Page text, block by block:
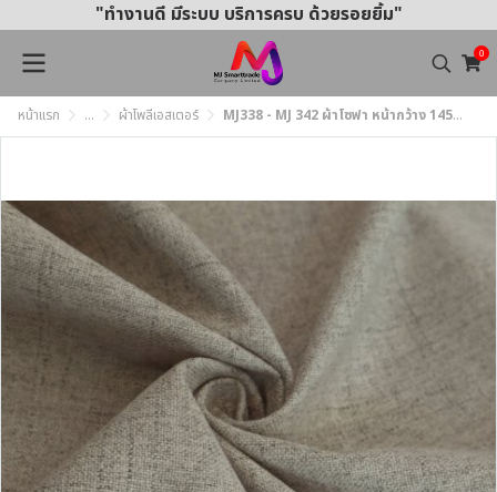
"ทำงานดี มีระบบ บริการครบ ด้วยรอยยิ้ม"
0
หน้าแรก ... ผ้าโพลีเอสเตอร์ MJ338 - MJ 342 ผ้าโซฟา หน้ากว้าง 145±3 ซม.